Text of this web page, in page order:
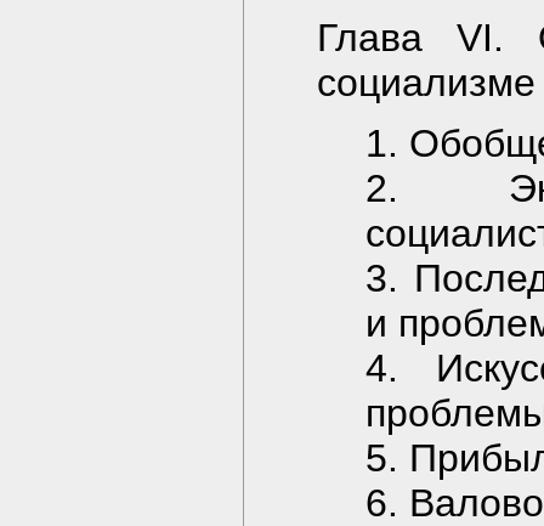
Глава VI.
социализме
1.
2.
3.
и
4.
5.
6.